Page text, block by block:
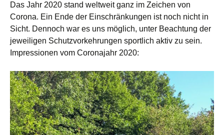
Das Jahr 2020 stand weltweit ganz im Zeichen von
Corona. Ein Ende der Einschränkungen ist noch nicht in
Sicht. Dennoch war es uns möglich, unter Beachtung der
jeweiligen Schutzvorkehrungen sportlich aktiv zu sein.
Impressionen vom Coronajahr 2020: